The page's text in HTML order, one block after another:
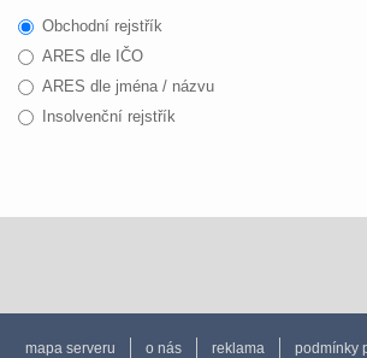
Obchodní rejstřík
ARES dle IČO
ARES dle jména / názvu
Insolvenční rejstřík
mapa serveru o nás reklama podmínky